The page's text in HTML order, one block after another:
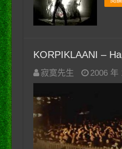
KORPIKLAANI –
寂寞先生 2006 年